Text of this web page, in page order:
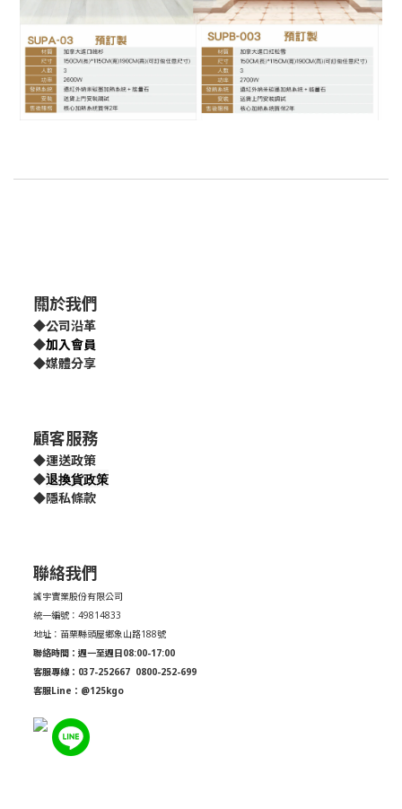
關於我們
◆公司沿革
◆加入會員
◆媒體分享
顧客服務
◆運送政策
◆退換貨政策
◆隱私條款
聯絡我們
誠宇實業股份有限公司
統一編號：49814833
地址：苗栗縣頭屋鄉象山路188號
聯絡時間：週一至週日08:00-17:00
客服專線：037-252667 0800-252-699
客服Line：@125kgo